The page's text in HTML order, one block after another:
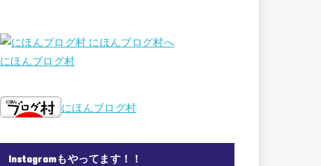
にほんブログ村
にほんブログ村
Instagramもやってます！！